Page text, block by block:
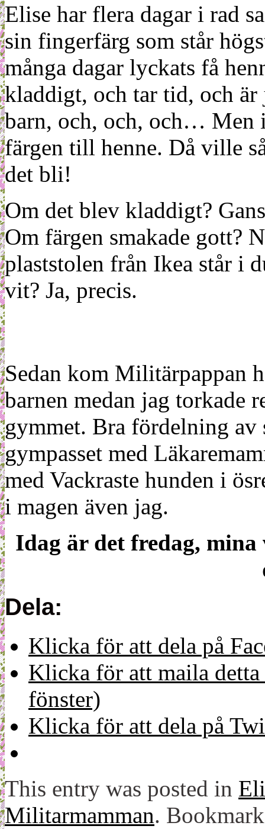
Elise har flera dagar i rad
sin fingerfärg som står
många dagar lyckats få
kladdigt, och tar tid, och
barn, och, och, och… Men
färgen till henne. Då ville
det bli!
Om det blev kladdigt?
Om färgen smakade gott?
plaststolen från Ikea står i
vit? Ja, precis.
Sedan kom Militärpappan
barnen medan jag torkade
gymmet. Bra fördelning
gympasset med
med Vackraste hunden i
i magen även jag.
Idag är det fredag, mina
Dela:
Klicka för att dela på
Klicka för att maila
fönster)
Klicka för att dela på
This entry was posted in
Militarmamman.